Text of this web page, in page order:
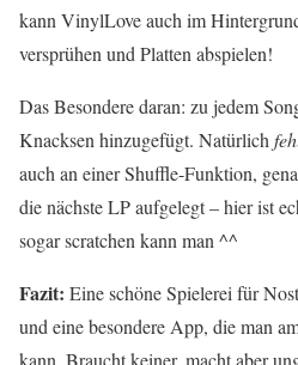
kann VinylLove auch im
versprühen und Platten abspielen!
Das Besondere daran: zu jedem
Knacksen hinzugefügt. Natürlich
auch an einer Shuffle-Funktion,
die nächste LP aufgelegt – hier ist
sogar scratchen kann man ^^
Fazit: Eine schöne Spielerei für
und eine besondere App, die man
kann. Braucht keiner, macht aber